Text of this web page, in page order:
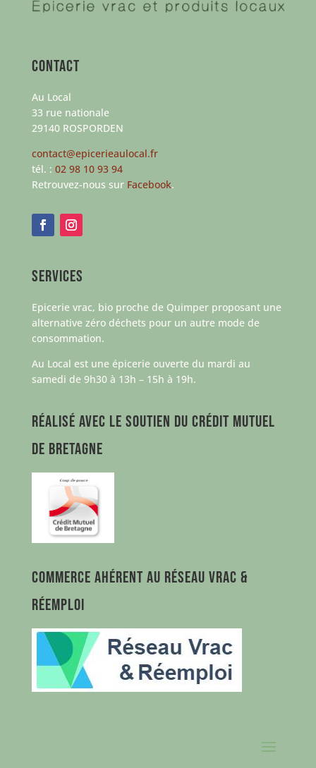
Contact
Au Local
33 rue nationale
29140 ROSPORDEN
contact@epicerieaulocal.fr
tél. : 02 98 10 93 94
Retrouvez-nous sur Facebook.
Services
Epicerie vrac, bio proche de Quimper proposant une
alternative zéro déchets pour un autre mode de
consommation.
Au Local est une épicerie ouverte du mardi au
samedi de 9h30 à 13h – 15h à 19h.
Réalisé avec le soutien du Crédit Mutuel
de Bretagne
Commerce ahérent au Réseau Vrac &
Réemploi